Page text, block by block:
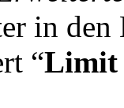
in den
“Limit